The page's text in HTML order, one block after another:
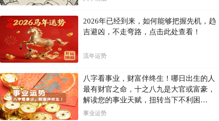
2026年已经到来，如何能够把握先机，趋
吉避凶，不走弯路，点击此处查看！
流年运势
八字看事业，财富伴终生！哪日出生的人
最有财官之命，十之八九是大官或富豪，
解读您的事业天赋，扭转当下不利困
局！！
事业运势